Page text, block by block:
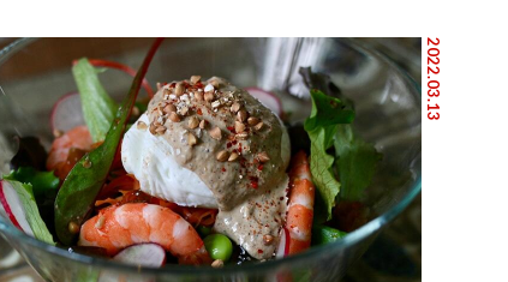
2022.03.13